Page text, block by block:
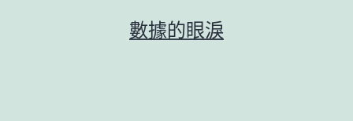
數據的眼淚